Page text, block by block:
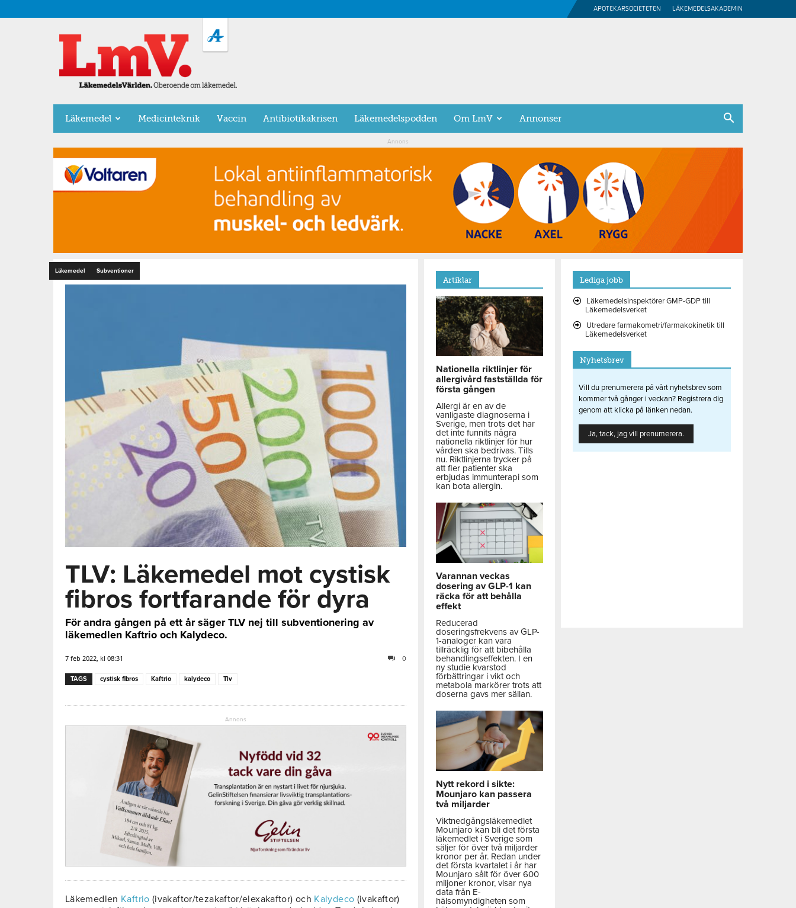
APOTEKARSOCIETETEN LÄKEMEDELSAKADEMIN
LäkemedelsVärlden
Läkemedel Medicinteknik Vaccin Antibiotikakrisen Läkemedelspodden Om LmV Annonser
Annons
Läkemedel Subventioner
TLV: Läkemedel mot cystisk
fibros fortfarande för dyra
För andra gången på ett år säger TLV nej till subventionering av
läkemedlen Kaftrio och Kalydeco.
7 feb 2022, kl 08:31 0
TAGS cystisk fibros Kaftrio kalydeco Tlv
Annons
Läkemedlen Kaftrio (ivakaftor/tezakaftor/elexakaftor) och Kalydeco (ivakaftor)
Artiklar
Nationella riktlinjer för
allergivård fastställda för
första gången
Allergi är en av de
vanligaste diagnoserna i
Sverige, men trots det har
det inte funnits några
nationella riktlinjer för hur
vården ska bedrivas. Tills
nu. Riktlinjerna trycker på
att fler patienter ska
erbjudas immunterapi som
kan bota allergin.
Varannan veckas
dosering av GLP-1 kan
räcka för att behålla
effekt
Reducerad
doseringsfrekvens av GLP-
1-analoger kan vara
tillräcklig för att bibehålla
behandlingseffekten. I en
ny studie kvarstod
förbättringar i vikt och
metabola markörer trots att
doserna gavs mer sällan.
Nytt rekord i sikte:
Mounjaro kan passera
två miljarder
Viktnedgångsläkemedlet
Mounjaro kan bli det första
läkemedlet i Sverige som
säljer för över två miljarder
kronor per år. Redan under
det första kvartalet i år har
Mounjaro sålt för över 600
miljoner kronor, visar nya
data från E-
hälsomyndigheten som
Lediga jobb
Läkemedelsinspektörer GMP-GDP till
Läkemedelsverket
Utredare farmakometri/farmakokinetik till
Läkemedelsverket
Nyhetsbrev
Vill du prenumerera på vårt nyhetsbrev som
kommer två gånger i veckan? Registrera dig
genom att klicka på länken nedan.
Ja, tack, jag vill prenumerera.